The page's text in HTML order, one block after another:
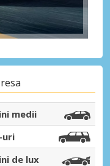
medii
uri
de lux